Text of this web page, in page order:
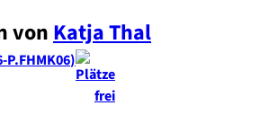
vonKatjaThal
P.FHMK06